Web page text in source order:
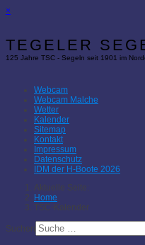
×
TEGELER
125 Jahre TSC - Segeln seit 1901 im
Webcam
Webcam Malche
Wetter
Kalender
Sitemap
Kontakt
Impressum
Datenschutz
IDM der H-Boote 2026
Aktuelle Seite:
Home
TSC-Kalender
Suchen